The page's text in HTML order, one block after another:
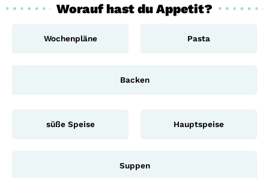
Worauf hast du Appetit?
Wochenpläne Pasta
Backen
süße Speise Hauptspeise
Suppen